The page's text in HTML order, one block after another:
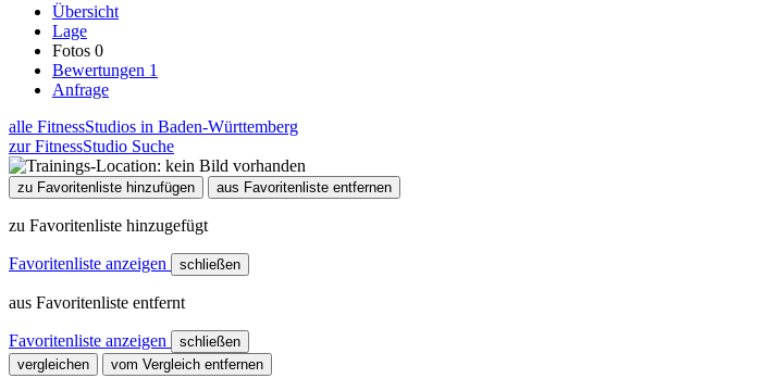
Übersicht
Lage
Fotos 0
Bewertungen 1
Anfrage
alle FitnessStudios in Baden-Württemberg
zur FitnessStudio Suche
zu Favoritenliste hinzufügen aus Favoritenliste entfernen
zu Favoritenliste hinzugefügt
Favoritenliste anzeigen schließen
aus Favoritenliste entfernt
Favoritenliste anzeigen
schließen
vergleichen
vom Vergleich entfernen